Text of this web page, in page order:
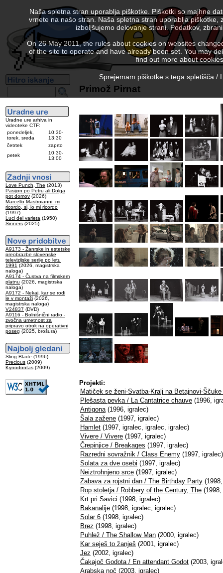
Uradne ure arhiva in
videoteke CTF:
ponedeljek,
torek, sreda
10:30-
13:30
četrtek
zaprto
petek
10:30-
13:00
Love Punch, The (2013)
Pasijon po Petru ali Dolga
pot domov (2026)
Marcello Mastroianni: mi
ricordo, si, io mi ricordo
(1997)
Luci del varieta (1950)
Sinners (2025)
A9173 - Žanrske in estetske
preobrazbe slovenske
televizijske serije po letu
1991 (2026, magistrska
naloga)
A9174 - Čustva na filmskem
platnu (2026, magistrska
naloga)
A9172 - Nekaj, kar se rodi
le v montaži (2026,
magistrska naloga)
V24837 (DVD)
A9116 - Bolnišnični radio -
zvočna umetnost za
pripravo otrok na operativni
poseg (2025, brošura)
Sling Blade (1996)
Precious (2009)
Kynodontas (2009)
Primož Pirnat
Projekti:
Matiček se ženi-Svatba-Kralj na Betajnovi-
Plešasta pevka / La Cantatrice chauve (1996,
Antigona(1996, igralec)
Šala zažene (1997, igralec)
Hamlet (1997, igralec, igralec, igralec)
Vivere / Vivere (1997, igralec)
Črepinjice / Breakages (1997, igralec)
Razredni sovražnik / Class Enemy (1997, igralec)
Solata za dve osebi (1997, igralec)
Neiztrohnjeno srce (1997, igralec)
Zabava za rojstni dan / The Birthday Party
Rop stoletja / Robbery of the Century, The
Krt pri Savici (1998, igralec)
Bakanalije (1998, igralec, igralec)
Solar 6 (1998, igralec)
Brez (1998, igralec)
Puhlež / The Shallow Man (2000, igralec)
Kar seješ to žanješ (2001, igralec)
Jez (2002, igralec)
Čakajoč Godota / En attendant Godot (2003,
Arabska noč (2003, igralec)
Naša spletna stran uporablja piškotke. Piškotki so majhne
vrnete na našo stran. Naša spletna stran uporablja
izboljšujemo delovanje strani. Podatkov,
On 26 May 2011, the rules about cookies on websites
of the site to operate and have already been set. You may
find out more about
Sprejemam piškotke s tega spletišča /